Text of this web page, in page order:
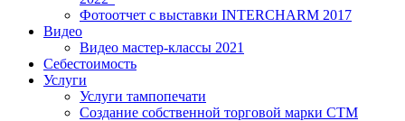
Фотоотчет с выставки INTERCHARM 2017
Видео
Видео мастер-классы 2021
Себестоимость
Услуги
Услуги тампопечати
Создание собственной торговой марки СТМ